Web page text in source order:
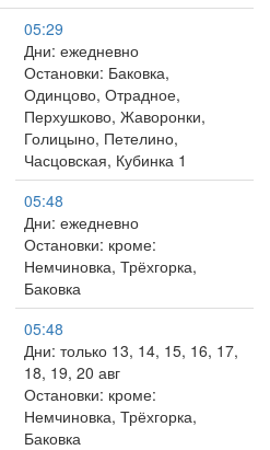
05:29
Дни: ежедневно
Остановки: Баковка,
Одинцово, Отрадное,
Перхушково, Жаворонки,
Голицыно, Петелино,
Часцовская, Кубинка 1
05:48
Дни: ежедневно
Остановки: кроме:
Немчиновка, Трёхгорка,
Баковка
05:48
Дни: только 13, 14, 15, 16, 17,
18, 19, 20 авг
Остановки: кроме:
Немчиновка, Трёхгорка,
Баковка